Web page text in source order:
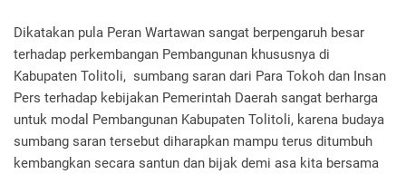
Dikatakan pula Peran Wartawan sangat berpengaruh besar
terhadap perkembangan Pembangunan khususnya di
Kabupaten Tolitoli, sumbang saran dari Para Tokoh dan Insan
Pers terhadap kebijakan Pemerintah Daerah sangat berharga
untuk modal Pembangunan Kabupaten Tolitoli, karena budaya
sumbang saran tersebut diharapkan mampu terus ditumbuh
kembangkan secara santun dan bijak demi asa kita bersama